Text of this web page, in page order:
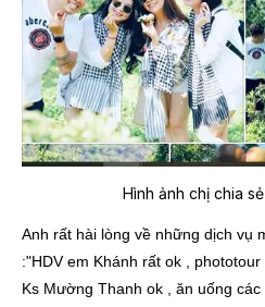
Hình ảnh chị chia
Anh rất hài lòng về những dịch vụ
:"HDV em Khánh rất ok ,
Ks Mường Thanh ok , ăn uống